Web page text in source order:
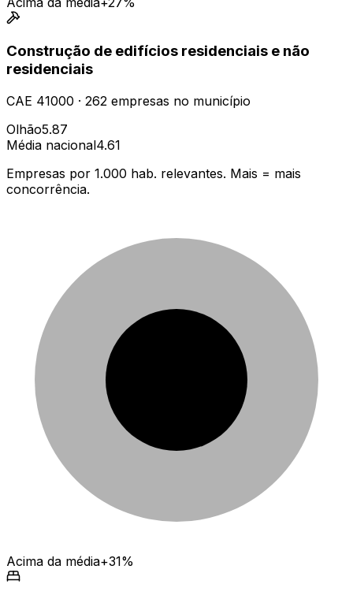
Construção de edifícios residenciais e não
residenciais
CAE 41000 · 262 empresas no município
Olhão5.87
Média nacional4.61
Empresas por 1.000 hab. relevantes. Mais = mais
concorrência.
Acima da média+31%